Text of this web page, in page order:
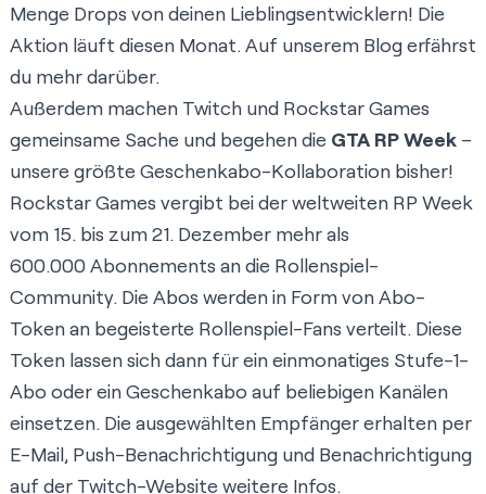
Menge Drops von deinen Lieblingsentwicklern! Die
Aktion läuft diesen Monat. Auf unserem Blogerfährst
du mehr darüber.
Außerdem machen Twitch und Rockstar Games
gemeinsame Sache und begehen die GTA RP Week –
unsere größte Geschenkabo-Kollaboration bisher!
Rockstar Games vergibt bei der weltweiten RP Week
vom 15. bis zum 21. Dezember mehr als
600.000 Abonnements an die Rollenspiel-
Community. Die Abos werden in Form vonAbo-
Tokenan begeisterte Rollenspiel-Fans verteilt. Diese
Token lassen sich dann für ein einmonatiges Stufe-1-
Abo oder ein Geschenkabo auf beliebigen Kanälen
einsetzen. Die ausgewählten Empfänger erhalten per
E-Mail, Push-Benachrichtigung und Benachrichtigung
auf der Twitch-Website weitere Infos.